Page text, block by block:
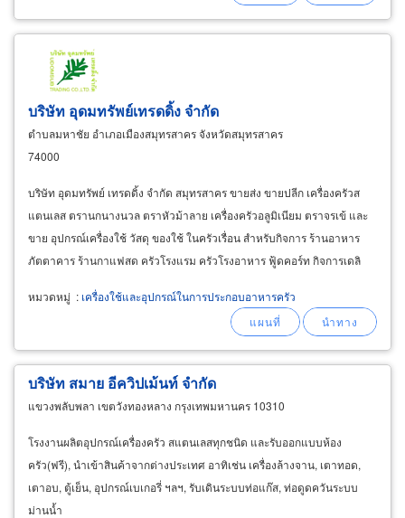
บริษัท อุดมทรัพย์เทรดดิ้ง จำกัด
ตำบลมหาชัย อำเภอเมืองสมุทรสาคร จังหวัดสมุทรสาคร
74000
บริษัท อุดมทรัพย์ เทรดดิ้ง จำกัด สมุทรสาคร ขายส่ง ขายปลีก เครื่องครัวส
แตนเลส ตรานกนางนวล ตราหัวม้าลาย เครื่องครัวอลูมิเนียม ตราจรเข้ และ
ขาย อุปกรณ์เครื่องใช้ วัสดุ ของใช้ ในครัวเรื่อน สำหรับกิจการ ร้านอาหาร
ภัตตาคาร ร้านกาแฟสด ครัวโรงแรม ครัวโรงอาหาร ฟู้ดคอร์ท กิจการเดลิ
หมวดหมู่ : เครื่องใช้และอุปกรณ์ในการประกอบอาหารครัว
บริษัท สมาย อีควิปเม้นท์ จำกัด
แขวงพลับพลา เขตวังทองหลาง กรุงเทพมหานคร 10310
โรงงานผลิตอุปกรณ์เครื่องครัว สแตนเลสทุกชนิด และรับออกแบบห้อง
ครัว(ฟรี), นำเข้าสินค้าจากต่างประเทศ อาทิเช่น เครื่องล้างจาน, เตาทอด,
เตาอบ, ตู้เย็น, อุปกรณ์เบเกอรี่ ฯลฯ, รับเดินระบบท่อแก๊ส, ท่อดูดควันระบบ
ม่านน้ำ